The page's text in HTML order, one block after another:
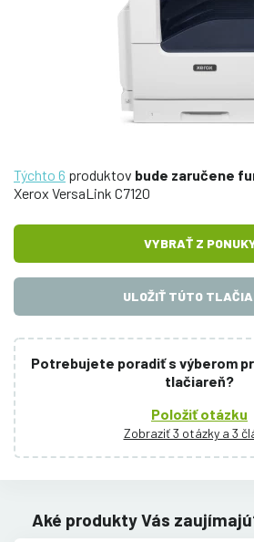
Týchto 6 produktov bude zaručene
Xerox VersaLink C7120
VYBRAŤ Z
ULOŽIŤ TÚTO
Potrebujete poradiť s výberom
tlačiareň?
Položiť otázku
Zobraziť 3 otázky a 3
Aké produkty Vás